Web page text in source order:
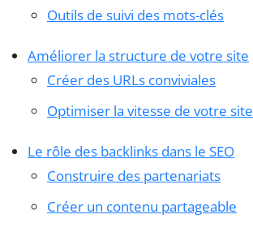
Outils de suivi des mots-clés
Améliorer la structure de votre site
Créer des URLs conviviales
Optimiser la vitesse de votre site
Le rôle des backlinks dans le SEO
Construire des partenariats
Créer un contenu partageable